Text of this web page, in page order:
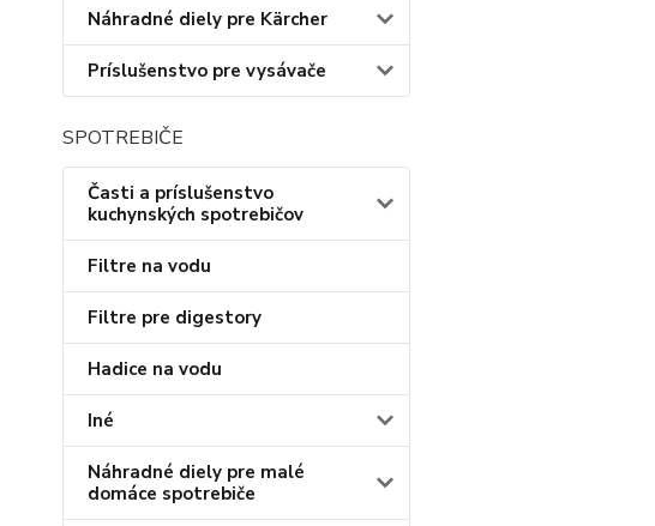
Náhradné diely pre Kärcher
Príslušenstvo pre vysávače
SPOTREBIČE
Časti a príslušenstvo
kuchynských spotrebičov
Filtre na vodu
Filtre pre digestory
Hadice na vodu
Iné
Náhradné diely pre malé
domáce spotrebiče